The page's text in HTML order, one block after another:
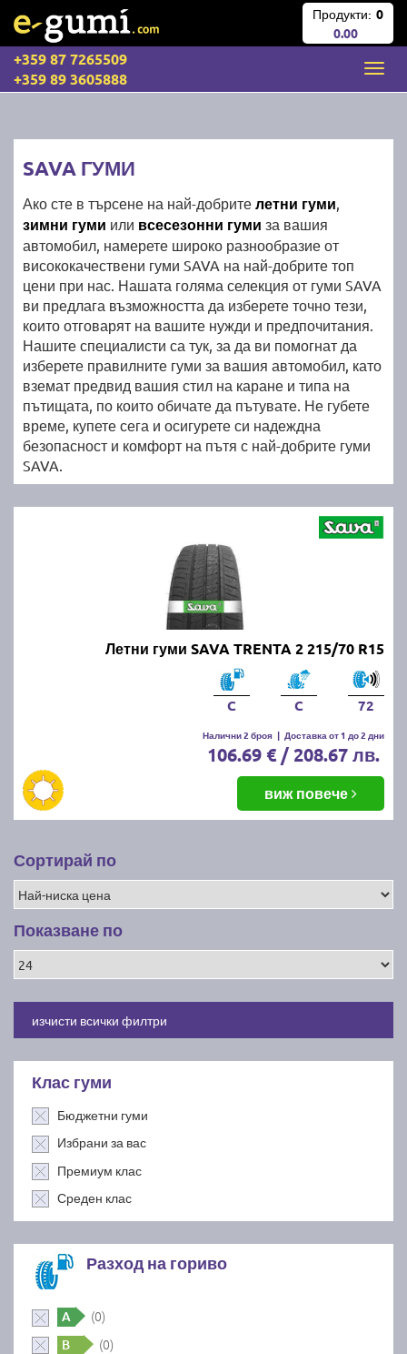
Продукти: 0
0.00
+359 87 7265509
+359 89 3605888
SAVA ГУМИ
Ако сте в търсене на най-добрите летни гуми,
зимни гуми или всесезонни гуми за вашия
автомобил, намерете широко разнообразие от
висококачествени гуми SAVA на най-добрите топ
цени при нас. Нашата голяма селекция от гуми SAVA
ви предлага възможността да изберете точно тези,
които отговарят на вашите нужди и предпочитания.
Нашите специалисти са тук, за да ви помогнат да
изберете правилните гуми за вашия автомобил, като
вземат предвид вашия стил на каране и типа на
пътищата, по които обичате да пътувате. Не губете
време, купете сега и осигурете си надеждна
безопасност и комфорт на пътя с най-добрите гуми
SAVA.
Летни гуми SAVA TRENTA 2 215/70 R15
C C 72
Налични 2 броя | Доставка от 1 до 2 дни
106.69 € / 208.67 лв.
виж повече
Сортирай по
Показване по
изчисти всички филтри
Клас гуми
Бюджетни гуми
Избрани за вас
Премиум клас
Среден клас
Разход на гориво
A (0)
B (0)